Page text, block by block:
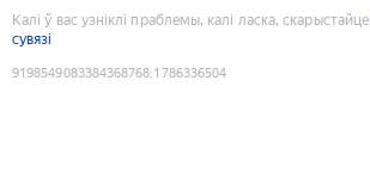
Калі ў вас узніклі праблемы, калі ласка, скарыстайце
сувязі
9198549083384368768:1786336504